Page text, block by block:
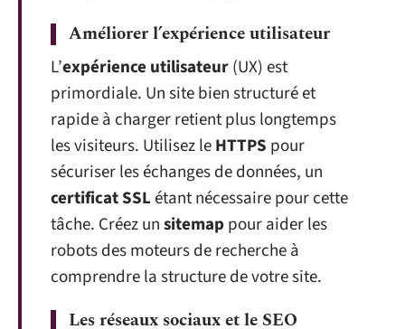
Améliorer l’expérience utilisateur
L’expérience utilisateur(UX) est
primordiale. Un site bien structuré et
rapide à charger retient plus longtemps
les visiteurs. Utilisez leHTTPS pour
sécuriser les échanges de données, un
certificat SSLétant nécessaire pour cette
tâche. Créez unsitemap pour aider les
robots des moteurs de recherche à
comprendre la structure de votre site.
Les réseaux sociaux et le SEO